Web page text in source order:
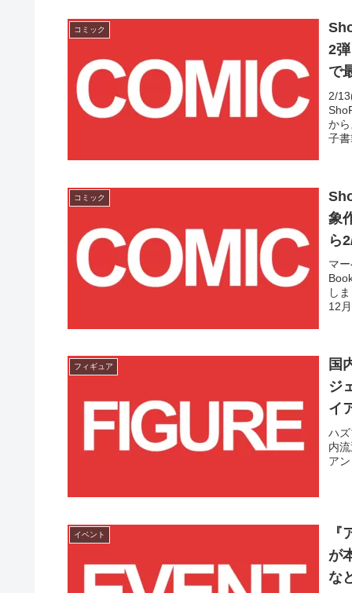
コミック
2
で
2/
か
子
コミック
象
ら
マ
し
12
フィギュア
国
ジ
イ
ハ
内
ア
イベント
が
な